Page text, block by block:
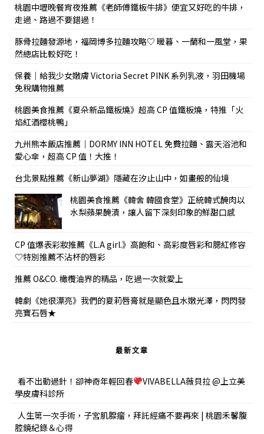
桃園中壢晚餐宵夜推薦《老師傅鐵板牛排》便宜又好吃的牛排，
走過、路過不要錯過！
豚骨拉麵發源地，福岡博多拉麵攻略♡ 暖暮、一蘭和一風堂，果
然總店比較好吃！
保養｜給我少女嫩膚 Victoria Secret PINK 系列乳液，羽田機場
免稅購物推薦
桃園美食推薦《夏朵新品鐵板燒》超高 CP 值鐵板燒，特推「火
焰紅酒櫻桃鴨」
九州熊本飯店推薦｜DORMY INN HOTEL 免費拉麵、露天浴池和
愛心傘，超高 CP 值！大推！
台北景點推薦《新山夢湖》隱藏在汐止山中，如畫般的仙境
桃園美食推薦《韓舍 韓國食堂》正統韓式醃肉以
水梨蘋果醃漬，讓人留下深刻印象的鮮甜口感
CP 值爆表彩妝推薦《L.A girl.》高飽和、高彩度唇彩和腮紅修容
♡特別推薦不沾杯的唇彩
推薦 O&CO. 橄欖油界的精品，吃過一次就愛上
韓劇《她很漂亮》我們的夏莉唇膏就是顯色且水嫩光澤，閃閃發
亮寶石唇★
最新文章
看不出動過針！卻神奇年輕回春
VIVABELLA薇貝拉 @上立美
學皮膚科診所
人生第一次手術，子宮肌腺瘤，拜託經痛不要再來 | 桃園禾馨腹
腔鏡紀錄＆心得